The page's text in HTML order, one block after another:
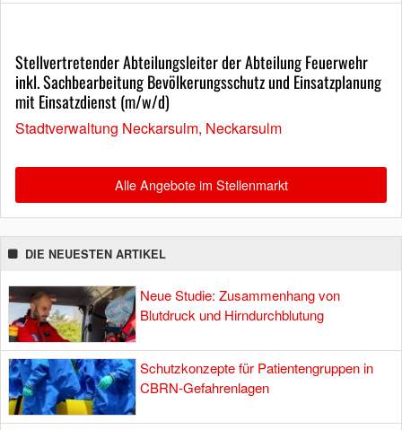
Stellvertretender Abteilungsleiter der Abteilung Feuerwehr
inkl. Sachbearbeitung Bevölkerungsschutz und Einsatzplanung
mit Einsatzdienst (m/w/d)
Stadtverwaltung Neckarsulm, Neckarsulm
Alle Angebote im Stellenmarkt
DIE NEUESTEN ARTIKEL
Neue Studie: Zusammenhang von
Blutdruck und Hirndurchblutung
Schutzkonzepte für Patientengruppen in
CBRN-Gefahrenlagen